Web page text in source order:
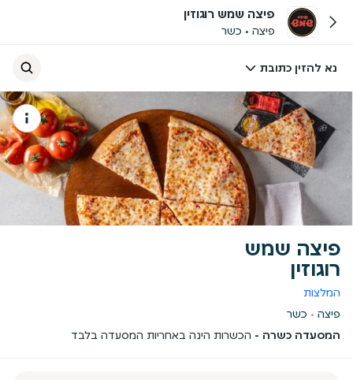
פיצה שמש רוגוזין
פיצה כשר
נא להזין כתובת
פיצה שמש
רוגוזין
המלצות
פיצה
כשר
המסעדה כשרה - הכשרות הינה באחריות המסעדה בלבד